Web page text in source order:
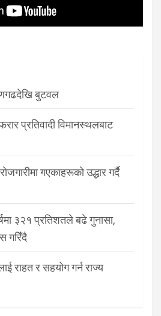
बुटवल
प्रतिवादी विमानस्थलबाट
गएकाहरूको उद्धार गर्दै
३२१ प्रतिशतले बढे गुनासा,
गरिँदै
राहत र सहयोग गर्न राज्य